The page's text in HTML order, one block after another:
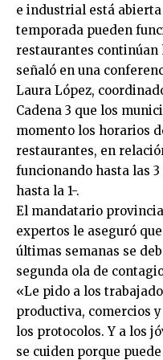
e industrial está
temporada pueden
restaurantes continúan
señaló en una
Laura López,
Cadena 3 que los
momento los horarios
restaurantes, en
funcionando hasta las
hasta la 1-.
El mandatario
expertos le aseguró
últimas semanas se
segunda ola de
«Le pido a los
productiva, comercios
los protocolos. Y a los
se cuiden porque